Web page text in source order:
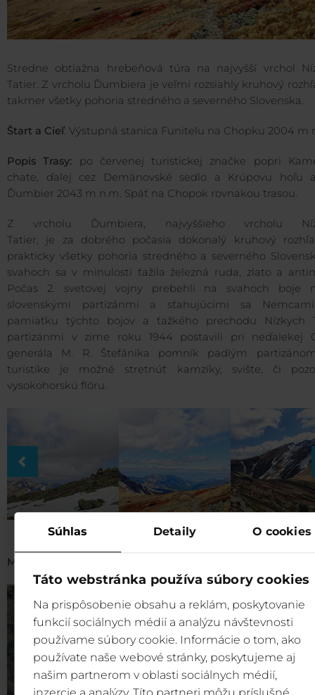
Súhlas Detaily O cookies
Táto webstránka používa súbory cookies
Na prispôsobenie obsahu a reklám, poskytovanie
funkcií sociálnych médií a analýzu návštevnosti
používame súbory cookie. Informácie o tom, ako
používate naše webové stránky, poskytujeme aj
našim partnerom v oblasti sociálnych médií,
Stredne obtiažna hrebeňová túra na najvyšší vrchol
Tatier. Z vrcholu Ďumbiera je veľmi rozsiahly kruhový
takmer všetky pohoria stredného a severného Slovenska.
Štart a Cieľ: Výstupná stanica Funitelu na Chopku 2004 m
Popis Trasy: po červenej turistickej značke popri
chate, ďalej cez Demänovské sedlo a Krúpovu hoľu
Ďumbier 2043 m n.m. Späť na Chopok rovnakou trasou.
Z vrcholu Ďumbiera, najvyššieho vrcholu
Tatier, je za dobrého počasia dokonalý kruhový
prakticky všetky pohoria stredného a severného
svahoch sa v minulosti ťažila železná ruda, zlato a
Počas 2. svetovej vojny prebehli na svahoch boje
slovenskými partizánmi a sťahujúcimi sa
pamiatku týchto bojov a ťažkého prechodu Nízkych
partizánmi v zime roku 1944 postavili pri neďalekej
generála M. R. Štefánika pomník padlým
turistike je možné stretnúť kamzíky, svište, či
vysokohorskú flóru.
MAPA: